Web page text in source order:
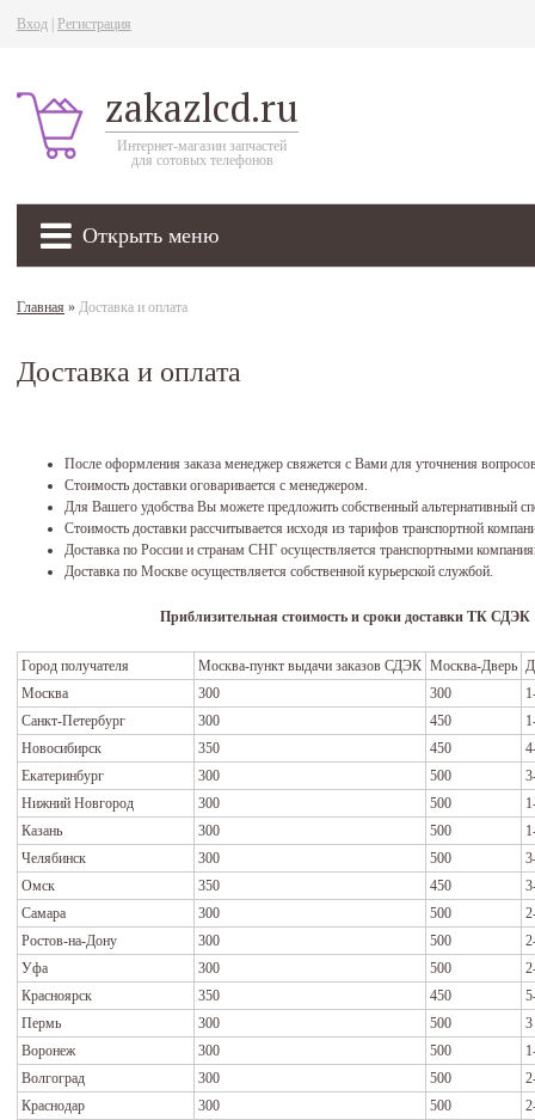
Вход Регистрация
zakazlcd.ru
Интернет-магазин запчастей
для сотовых телефонов
Открыть меню
Главная » Доставка и оплата
Доставка и оплата
После оформления заказа менеджер свяжется с Вами для уточнения
Стоимость доставки оговаривается с менеджером.
Для Вашего удобства Вы можете предложить собственный альтернативный
Стоимость доставки рассчитывается исходя из тарифов транспортной
Доставка по России и странам СНГ осуществляется транспортными
Доставка по Москве осуществляется собственной курьерской службой.
Приблизительная стоимость и сроки доставки ТК СДЭК
Город получателя Москва-пункт выдачи заказов СДЭК Москва-Дверь
Москва
300 300
Санкт-Петербург
300 450
Новосибирск
350 450
Екатеринбург
300 500
Нижний Новгород
300 500
Казань
300 500
Челябинск
300 500
Омск
350 450
Самара
300 500
Ростов-на-Дону
300 500
Уфа
300 500
Красноярск
350 450
Пермь
300 500
3
Воронеж
300 500
Волгоград
300 500
Краснодар
300 500